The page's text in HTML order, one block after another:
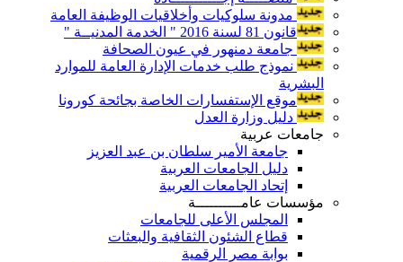
مدونة سلوكيات وأخلاقيات الوظيفة العامة
قانون 81 لسنة 2016 " الخدمة المدنيــة "
جامعة دمنهور في عيون الصحافة
نموذج طلب خدمات الإدارة العامة للموارد
البشرية
موقع الإستفسارات الخاصة بجائحة كورونا
دليل وزارة العدل
جامعات عربية
جامعة الأمير سلطان بن عبد العزيز
دليل الجامعات العربية
إتحاد الجامعات العربية
مؤسسات عامــــــــــة
المجلس الأعلى للجامعات
قطاع الشئون الثقافية والبعثات
بوابة مصر الرقمية